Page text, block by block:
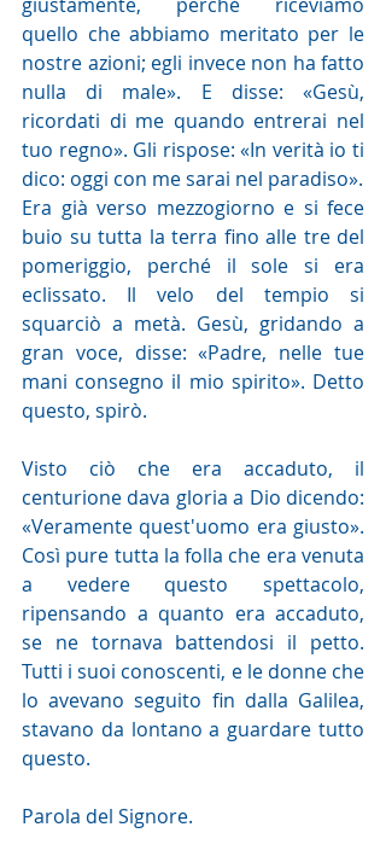
quello che abbiamo meritato per le
nostre azioni; egli invece non ha fatto
nulla di male». E disse: «Gesù,
ricordati di me quando entrerai nel
tuo regno». Gli rispose: «In verità io ti
dico: oggi con me sarai nel paradiso».
Era già verso mezzogiorno e si fece
buio su tutta la terra fino alle tre del
pomeriggio, perché il sole si era
eclissato. Il velo del tempio si
squarciò a metà. Gesù, gridando a
gran voce, disse: «Padre, nelle tue
mani consegno il mio spirito». Detto
questo, spirò.
Visto ciò che era accaduto, il
centurione dava gloria a Dio dicendo:
«Veramente quest'uomo era giusto».
Così pure tutta la folla che era venuta
a vedere questo spettacolo,
ripensando a quanto era accaduto,
se ne tornava battendosi il petto.
Tutti i suoi conoscenti, e le donne che
lo avevano seguito fin dalla Galilea,
stavano da lontano a guardare tutto
questo.
Parola del Signore.